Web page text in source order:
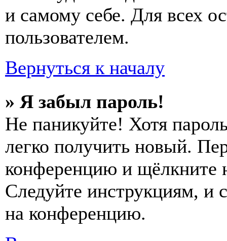
и самому себе. Для всех
пользователем.
Вернуться к началу
» Я забыл пароль!
Не паникуйте! Хотя
легко получить новый.
конференцию и щёлкните
Следуйте инструкциям, и
на конференцию.